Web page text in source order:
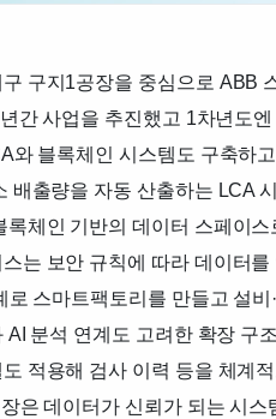
구지1공장을 중심으로 ABB
간 사업을 추진했고 1차년도
와 블록체인 시스템도 구축하
배출량을 자동 산출하는 LCA
록체인 기반의 데이터 스페이
는 보안 규칙에 따라 데이터
로 스마트팩토리를 만들고 설
AI 분석 연계도 고려한 확장 구
적용해 검사 이력 등을 체계
은 데이터가 신뢰가 되는 시스